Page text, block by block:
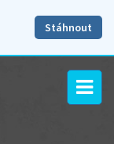
Stáhnout